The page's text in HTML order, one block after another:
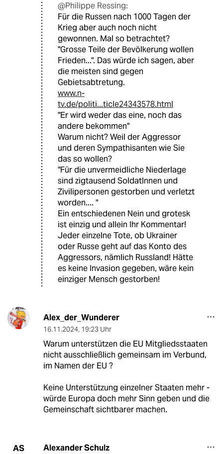
@Philippe Ressing:
Für die Russen nach 1000 Tagen der
Krieg aber auch noch nicht
gewonnen. Mal so betrachtet?
"Grosse Teile der Bevölkerung wollen
Frieden...". Das würde ich sagen, aber
die meisten sind gegen
Gebietsabtretung.
www.n-
tv.de/politi...ticle24343578.html
"Er wird weder das eine, noch das
andere bekommen"
Warum nicht? Weil der Aggressor
und deren Sympathisanten wie Sie
das so wollen?
"Für die unvermeidliche Niederlage
sind zigtausend SoldatInnen und
Zivilipersonen gestorben und verletzt
worden.... "
Ein entschiedenen Nein und grotesk
ist einzig und allein Ihr Kommentar!
Jeder einzelne Tote, ob Ukrainer
oder Russe geht auf das Konto des
Aggressors, nämlich Russland! Hätte
es keine Invasion gegeben, wäre kein
einziger Mensch gestorben!
Alex_der_Wunderer
16.11.2024, 19:23 Uhr
Warum unterstützen die EU Mitgliedsstaaten
nicht ausschließlich gemeinsam im Verbund,
im Namen der EU ?
Keine Unterstützung einzelner Staaten mehr -
würde Europa doch mehr Sinn geben und die
Gemeinschaft sichtbarer machen.
AS Alexander Schulz